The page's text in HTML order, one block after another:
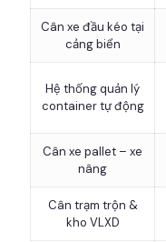
Cân xe đầu kéo tại
cảng biển
Hệ thống quản lý
container tự động
Cân xe pallet – xe
nâng
Cân trạm trộn &
kho VLXD